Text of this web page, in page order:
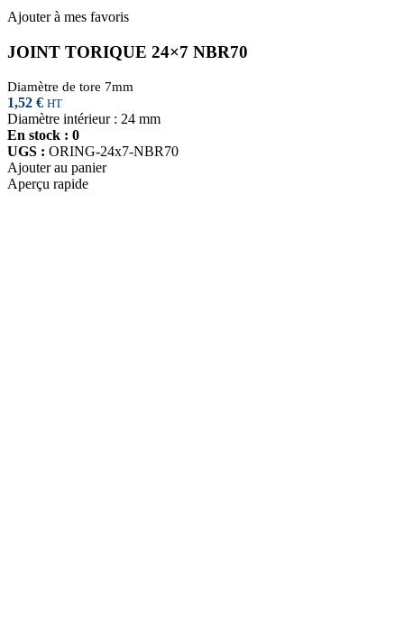
Ajouter à mes favoris
JOINT TORIQUE 24×7 NBR70
Diamètre de tore 7mm
1,52 € HT
Diamètre intérieur : 24 mm
En stock : 0
UGS : ORING-24x7-NBR70
Ajouter au panier
Aperçu rapide